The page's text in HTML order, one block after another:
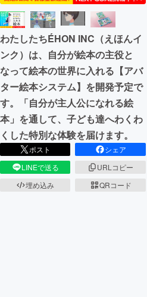
まちづくり・地域活性化
CAMPFIRE for Social Good
CAMPFIREふるさと納税
わたしたちÉHON INC（えほんイ
ンク）は、自分が絵本の主役と
なって絵本の世界に入れる【アバ
ター絵本システム】を開発予定で
す。「自分が主人公になれる絵
本」を通して、子ども達へわくわ
くした特別な体験を届けます。
ポスト
シェア
LINEで送る
URLコピー
埋め込み
QRコード